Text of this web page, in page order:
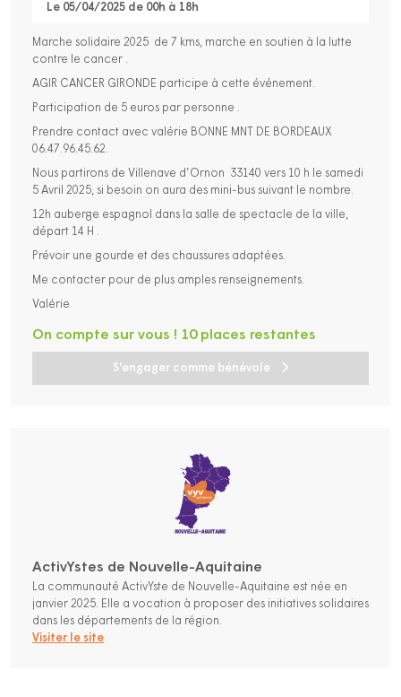
Le 05/04/2025 de 00h à 18h
Marche solidaire 2025 de 7 kms, marche en soutien à la lutte
contre le cancer .
AGIR CANCER GIRONDE participe à cette événement.
Participation de 5 euros par personne .
Prendre contact avec valérie BONNE MNT DE BORDEAUX
06.47.96.45.62.
Nous partirons de Villenave d’Ornon 33140 vers 10 h le samedi
5 Avril 2025, si besoin on aura des mini-bus suivant le nombre.
12h auberge espagnol dans la salle de spectacle de la ville,
départ 14 H .
Prévoir une gourde et des chaussures adaptées.
Me contacter pour de plus amples renseignements.
Valérie
S'engager comme bénévole
On compte sur vous ! 10 places restantes
ActivYstes de Nouvelle-Aquitaine
La communauté ActivYste de Nouvelle-Aquitaine est née en
janvier 2025. Elle a vocation à proposer des initiatives solidaires
dans les départements de la région.
Visiter le site